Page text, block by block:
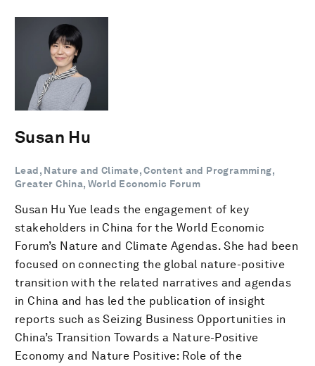
Susan Hu
Lead, Nature and Climate, Content and Programming,
Greater China, World Economic Forum
Susan Hu Yue leads the engagement of key
stakeholders in China for the World Economic
Forum’s Nature and Climate Agendas. She had been
focused on connecting the global nature-positive
transition with the related narratives and agendas
in China and has led the publication of insight
reports such as Seizing Business Opportunities in
China’s Transition Towards a Nature-Positive
Economy and Nature Positive: Role of the